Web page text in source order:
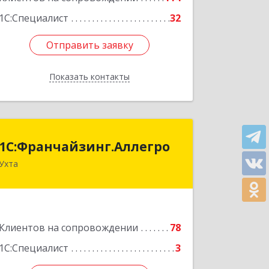
1С:Специалист
32
Отправить заявку
Показать контакты
Отправить заявку
Назад
1С:Франчайзинг.Аллегро
Клиентов на сопровождении
78
1С:Специалист
3
1С:Франчайзинг.Аллегро
Коми Респ, Ухта г, Чернова ул,